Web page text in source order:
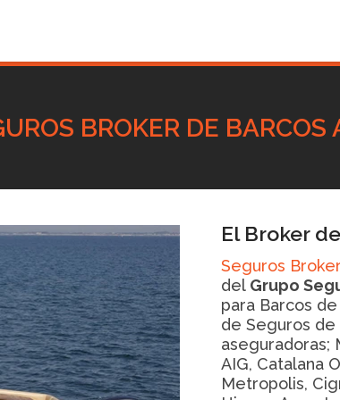
BROKER DE BARCOS
El Broker
Seguros
del Grupo
para Barcos
de Seguros
aseguradoras;
AIG, Catalana
Metropolis,